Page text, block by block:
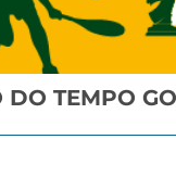
DO TEMPO